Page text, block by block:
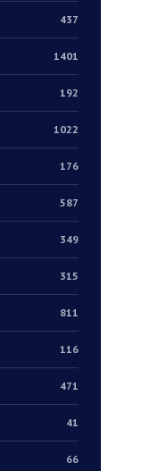
437
1401
192
1022
176
587
349
315
811
116
471
41
66